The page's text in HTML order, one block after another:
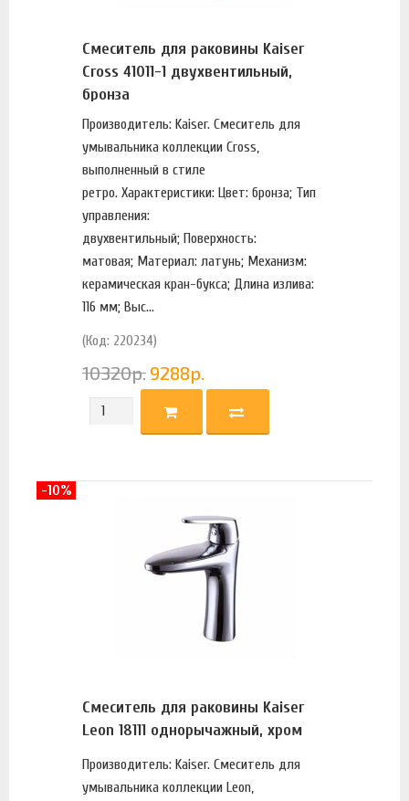
Смеситель для раковины Kaiser
Cross 41011-1 двухвентильный,
бронза
Производитель: Kaiser. Смеситель для
умывальника коллекции Cross,
выполненный в стиле
ретро. Характеристики: Цвет: бронза; Тип
управления:
двухвентильный; Поверхность:
матовая; Материал: латунь; Механизм:
керамическая кран-букса; Длина излива:
116 мм; Выс...
(Код: 220234)
10320р. 9288р.
Смеситель для раковины Kaiser
Leon 18111 однорычажный, хром
Производитель: Kaiser. Смеситель для
умывальника коллекции Leon,
-10%